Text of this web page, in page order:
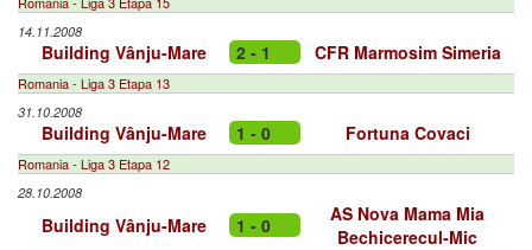
14.11.2008
Building Vânju-Mare 2 - 1 CFR Marmosim Simeria
Romania - Liga 3 Etapa 13
31.10.2008
Building Vânju-Mare 1 - 0 Fortuna Covaci
Romania - Liga 3 Etapa 12
28.10.2008
Building Vânju-Mare 1 - 0
AS Nova Mama Mia
Bechicerecul-Mic